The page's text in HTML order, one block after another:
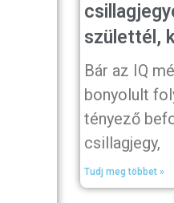
születtél,
Bár az IQ
bonyolult
tényező
csillagjegy,
Tudj meg többet »